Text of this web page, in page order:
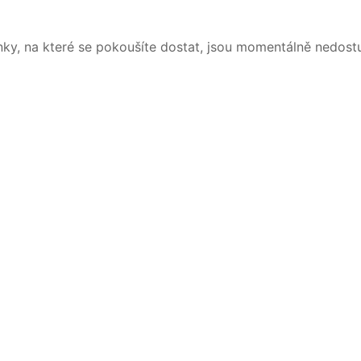
na které se pokoušíte dostat, jsou momentálně